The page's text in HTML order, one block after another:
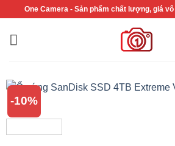
nội
One Camera - Sản phẩm chất lượng, giá
-10%